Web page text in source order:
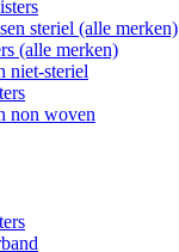
steriel (alle merken)
(alle merken)
niet-steriel
non woven